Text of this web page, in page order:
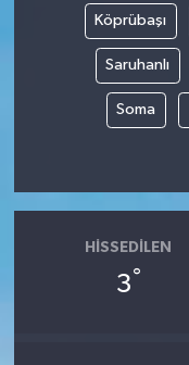
Köprübaşı
Saruhanlı
Soma
HISSEDILEN
3°